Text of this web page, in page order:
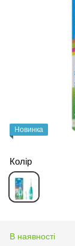
Новинка
Колір
В наявності